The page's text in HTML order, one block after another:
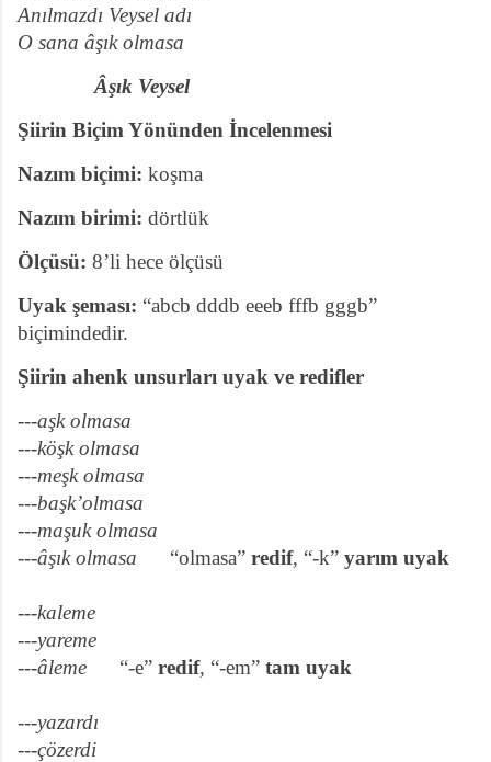
Anılmazdı Veysel adı
O sana âşık olmasa
Âşık Veysel
Şiirin Biçim Yönünden İncelenmesi
Nazım biçimi: koşma
Nazım birimi: dörtlük
Ölçüsü: 8’li hece ölçüsü
Uyak şeması: “abcb dddb eeeb fffb gggb”
biçimindedir.
Şiirin ahenk unsurları uyak ve redifler
---aşk olmasa
---köşk olmasa
---meşk olmasa
---başk’olmasa
---maşuk olmasa
---âşık olmasa
“olmasa” redif, “-k” yarım uyak
---kaleme
---yareme
---âleme
“-e” redif, “-em” tam uyak
---yazardı
---çözerdi